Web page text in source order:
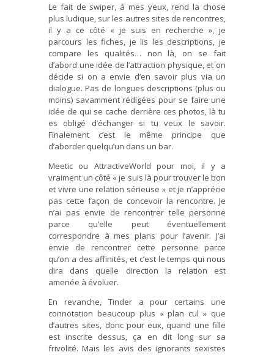
Le fait de swiper, à mes yeux, rend la chose
plus ludique, sur les autres sites de rencontres,
il y a ce côté « je suis en recherche », je
parcours les fiches, je lis les descriptions, je
compare les qualités… non là, on se fait
d’abord une idée de l’attraction physique, et on
décide si on a envie d’en savoir plus via un
dialogue. Pas de longues descriptions (plus ou
moins) savamment rédigées pour se faire une
idée de qui se cache derrière ces photos, là tu
es obligé d’échanger si tu veux le savoir.
Finalement c’est le même principe que
d’aborder quelqu’un dans un bar.
Meetic ou AttractiveWorld pour moi, il y a
vraiment un côté « je suis là pour trouver le bon
et vivre une relation sérieuse » et je n’apprécie
pas cette façon de concevoir la rencontre. Je
n’ai pas envie de rencontrer telle personne
parce qu’elle peut éventuellement
correspondre à mes plans pour l’avenir. J’ai
envie de rencontrer cette personne parce
qu’on a des affinités, et c’est le temps qui nous
dira dans quelle direction la relation est
amenée à évoluer.
En revanche, Tinder a pour certains une
connotation beaucoup plus « plan cul » que
d’autres sites, donc pour eux, quand une fille
est inscrite dessus, ça en dit long sur sa
frivolité. Mais les avis des ignorants sexistes